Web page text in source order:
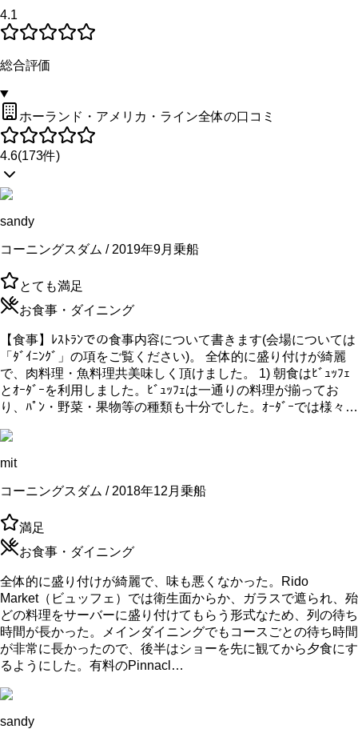
4.1
総合評価
ホーランド・アメリカ・ライン全体の口コミ
4.6(173件)
sandy
コーニングスダム / 2019年9月乗船
とても満足
お食事・ダイニング
【食事】ﾚｽﾄﾗﾝでの食事内容について書きます(会場については
「ﾀﾞｲﾆﾝｸﾞ」の項をご覧ください)。 全体的に盛り付けが綺麗
で、肉料理・魚料理共美味しく頂けました。 1) 朝食はﾋﾞｭｯﾌｪ
とｵｰﾀﾞｰを利用しました。ﾋﾞｭｯﾌｪは一通りの料理が揃ってお
り、ﾊﾟﾝ・野菜・果物等の種類も十分でした。ｵｰﾀﾞｰでは様々…
mit
コーニングスダム / 2018年12月乗船
満足
お食事・ダイニング
全体的に盛り付けが綺麗で、味も悪くなかった。Rido
Market（ビュッフェ）では衛生面からか、ガラスで遮られ、殆
どの料理をサーバーに盛り付けてもらう形式なため、列の待ち
時間が長かった。メインダイニングでもコースごとの待ち時間
が非常に長かったので、後半はショーを先に観てから夕食にす
るようにした。有料のPinnacl…
sandy